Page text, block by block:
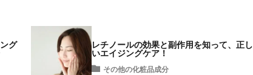
グ
レチノールの効果と副作用を知って、正し
いエイジングケア！
その他の化粧品成分